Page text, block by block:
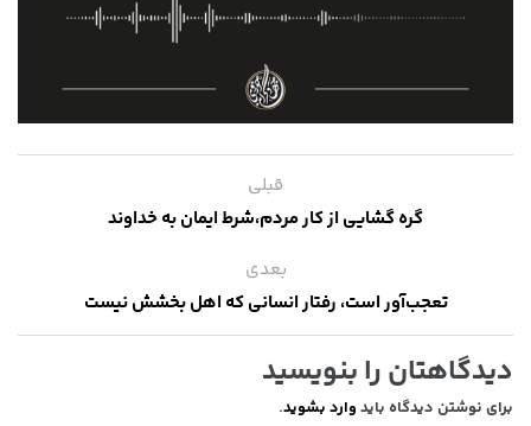
قبلی
گره گشایی از کار مردم،‌شرط ایمان به خداوند
بعدی
تعجب‌آور است، رفتار انسانی که اهل بخشش نیست
دیدگاهتان را بنویسید
برای نوشتن دیدگاه باید وارد بشوید.